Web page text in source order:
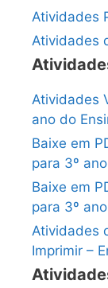
Atividades
Atividades
Atividades
ano do
Baixe em
para 3º ano
Baixe em
para 3º
Atividades
Imprimir –